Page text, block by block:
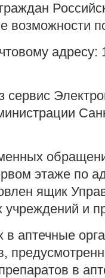
возможности
адресу:
сервис
этаже по
ящик
и
аптечные
в